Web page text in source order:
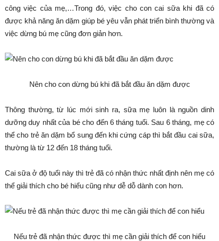
công việc của mẹ,…Trong đó, việc cho con cai sữa khi đã có
được khả năng ăn dặm giúp bé yêu vẫn phát triển bình thường và
việc dừng bú mẹ cũng đơn giản hơn.
Nên cho con dừng bú khi đã bắt đầu ăn dặm được
Thông thường, từ lúc mới sinh ra, sữa mẹ luôn là nguồn dinh
dưỡng duy nhất của bé cho đến 6 tháng tuổi. Sau 6 tháng, mẹ có
thể cho trẻ ăn dặm bổ sung đến khi cứng cáp thì bắt đầu cai sữa,
thường là từ 12 đến 18 tháng tuổi.
Cai sữa ở độ tuổi này thì trẻ đã có nhận thức nhất định nên mẹ có
thể giải thích cho bé hiểu cũng như dễ dỗ dành con hơn.
Nếu trẻ đã nhận thức được thì mẹ cần giải thích để con hiểu